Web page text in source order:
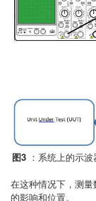
图3 ：系统上的示
在这种情况下，测
的影响和位置。